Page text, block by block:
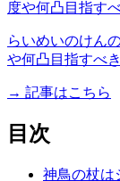
らいめいのけん
や何凸目指すべ
→ 記事はこちら
目次
神鳥の杖は